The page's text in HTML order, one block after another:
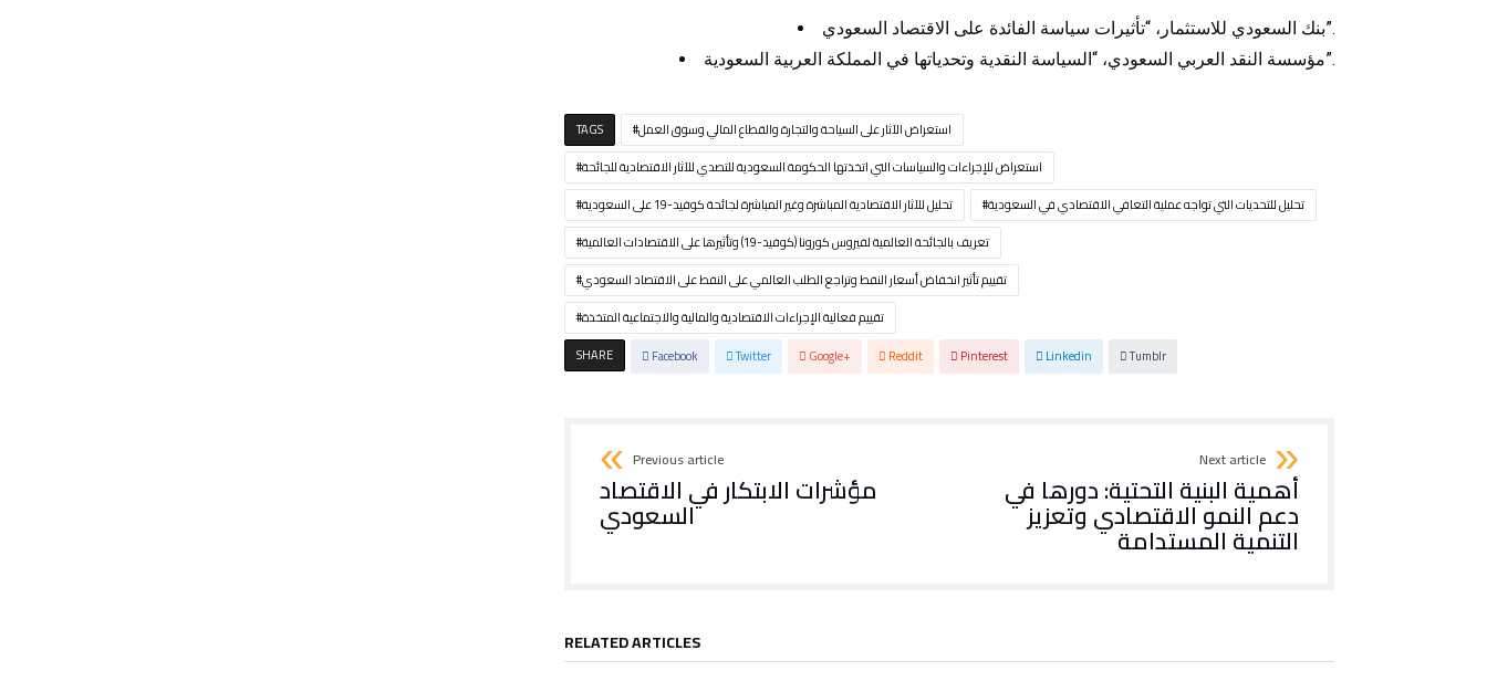
بنك السعودي للاستثمار، “تأثيرات سياسة الفائدة على الاقتصاد السعودي”.
مؤسسة النقد العربي السعودي، “السياسة النقدية وتحدياتها في المملكة العربية السعودية”.
TAGS
استعراض الآثار على السياحة والتجارة والقطاع المالي وسوق العمل
استعراض للإجراءات والسياسات التي اتخذتها الحكومة السعودية للتصدي للآثار الاقتصادية للجائحة
تحليل للآثار الاقتصادية المباشرة وغير المباشرة لجائحة كوفيد-19 على السعودية
تحليل للتحديات التي تواجه عملية التعافي الاقتصادي في السعودية
تعريف بالجائحة العالمية لفيروس كورونا (كوفيد-19) وتأثيرها على الاقتصادات العالمية
تقييم تأثير انخفاض أسعار النفط وتراجع الطلب العالمي على النفط على الاقتصاد السعودي
تقييم فعالية الإجراءات الاقتصادية والمالية والاجتماعية المتخذة
SHARE
Facebook Twitter Google+ Reddit Pinterest Linkedin Tumblr
Previous article
مؤشرات الابتكار في الاقتصاد
السعودي
Next article
أهمية البنية التحتية: دورها في
دعم النمو الاقتصادي وتعزيز
التنمية المستدامة
RELATED ARTICLES